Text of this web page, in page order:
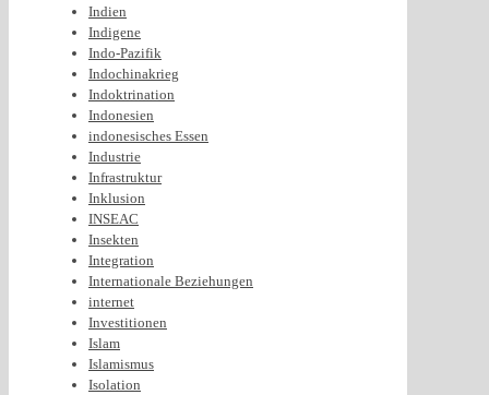
Indien
Indigene
Indo-Pazifik
Indochinakrieg
Indoktrination
Indonesien
indonesisches Essen
Industrie
Infrastruktur
Inklusion
INSEAC
Insekten
Integration
Internationale Beziehungen
internet
Investitionen
Islam
Islamismus
Isolation